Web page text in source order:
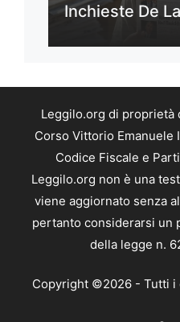
Inchieste De
Leggilo.org di proprietà
Corso Vittorio Emanuele
Codice Fiscale e
Leggilo.org non è una
viene aggiornato senza
pertanto considerarsi un
della legge n.
Copyright ©2026 - Tutti